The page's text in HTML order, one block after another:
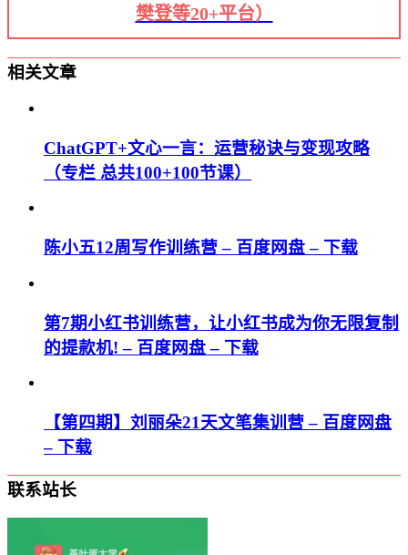
樊登等20+平台）
相关文章
ChatGPT+文心一言：运营秘诀与变现攻略
（专栏 总共100+100节课）
陈小五12周写作训练营 – 百度网盘 – 下载
第7期小红书训练营，让小红书成为你无限复制
的提款机! – 百度网盘 – 下载
【第四期】刘丽朵21天文笔集训营 – 百度网盘
– 下载
联系站长